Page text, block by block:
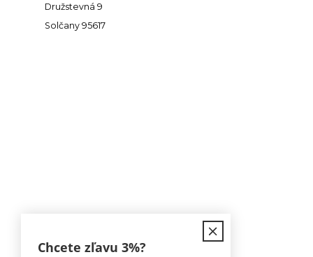
Družstevná 9
Solčany 95617
Chcete zľavu 3%?